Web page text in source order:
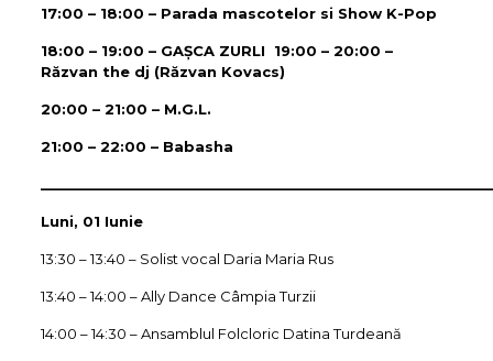
17:00 – 18:00 – Parada mascotelor si Show K-Pop
18:00 – 19:00 – GAȘCA ZURLI 19:00 – 20:00 –
Răzvan the dj (Răzvan Kovacs)
20:00 – 21:00 – M.G.L.
21:00 – 22:00 – Babasha
Luni, 01 Iunie
13:30 – 13:40 – Solist vocal Daria Maria Rus
13:40 – 14:00 – Ally Dance Câmpia Turzii
14:00 – 14:30 – Ansamblul Folcloric Datina Turdeană